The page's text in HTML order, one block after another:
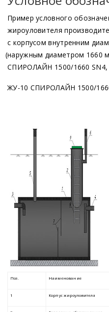
Продукция
Жироуловитель
Пример условного
жироуловителя
с корпусом внутренним
(наружным диаметром 1660
СПИРОЛАЙН 1500/1660 SN4,
ЖУ-10 СПИРОЛАЙН 1500/